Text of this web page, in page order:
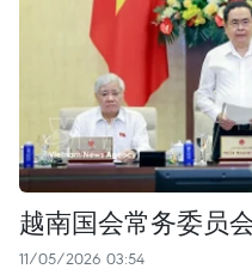
越南国会常务委员
11/05/2026 03:54